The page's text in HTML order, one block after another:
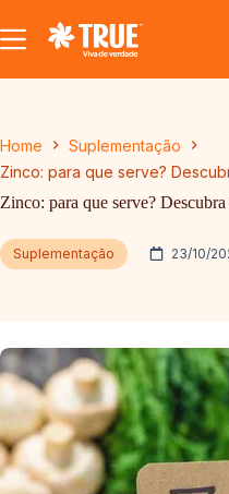
para
o
Home
Suplementação
Zinco: para que serve?
Zinco: para que serve?
Suplementação 23/10/